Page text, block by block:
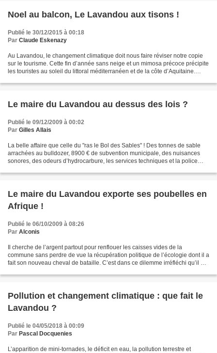
Noel au balcon, Le Lavandou aux tisons !
Publié le 30/12/2015 à 00:18
Par Claude Eskenazy
Au Lavandou, le changement climatique doit nous faire réviser notre copie
sur le tourisme. Cette fin d’année sans neige et un mimosa précoce précipite
les touristes au soleil du littoral méditerranéen et de la côte d’Aquitaine.
Le maire du Lavandou au dessus des lois ?
Publié le 09/12/2009 à 00:02
Par Gilles Allais
La belle affaire que celle du "ras le Bol des Sables" ! Des tonnes de sable
arrachées au bulldozer, 8900 € de subvention municipale, des nuisances
sonores, des odeurs d’hydrocarbure, les services techniques et la police
Le maire du Lavandou exporte ses poubelles en
Afrique !
Publié le 06/10/2009 à 08:26
Par Alconis
Il cherche de l’argent partout pour renflouer les caisses vides de la
commune sans perdre de vue la récupération politique de l’écologie dont il a
fait son nouveau cheval de bataille. C’est dans ce dilemme irréfléchi qu’il a
Pollution et changement climatique : que fait le
Lavandou ?
Publié le 04/05/2018 à 00:09
Par Pascal Docquenies
L’apparition de mini-tornades, le déficit en eau, la pollution terrestre et